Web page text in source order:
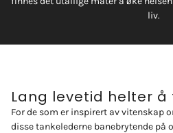
liv.
Lang levetid helter å
For de som er inspirert av vitenskap
disse tankelederne banebrytende på